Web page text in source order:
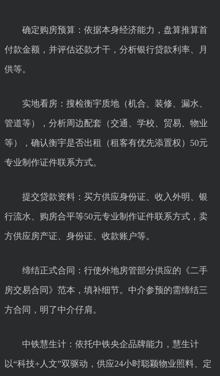
确定购房预算：依据本身经济能力，盘算推算首
付款金额，并评估还款才干，分析银行贷款利率、月
供等。
实地看房：搜检衡宇质地（机合、装修、漏水、
管道等），分析周边配套（交通、学校、贸易、物业
等），确认衡宇是否出租（租客有优先添置权）50元
专业制作证件联系方式。
提交贷款资料：买方供应身份证、收入外明、银
行流水、购房合平等50元专业制作证件联系方式，卖
方供应房产证、身份证、收款账户等。
缔结正式合同：行使外地房管部分供应的《二手
房交易合同》范本，填补细节。中介参预的需缔结三
方合同，明了中介仔肩。
中铁慧生计：依托中铁央企品牌能力，慧生计
以“科技+人文”双驱动，供应24小时聪颖物业照料、定